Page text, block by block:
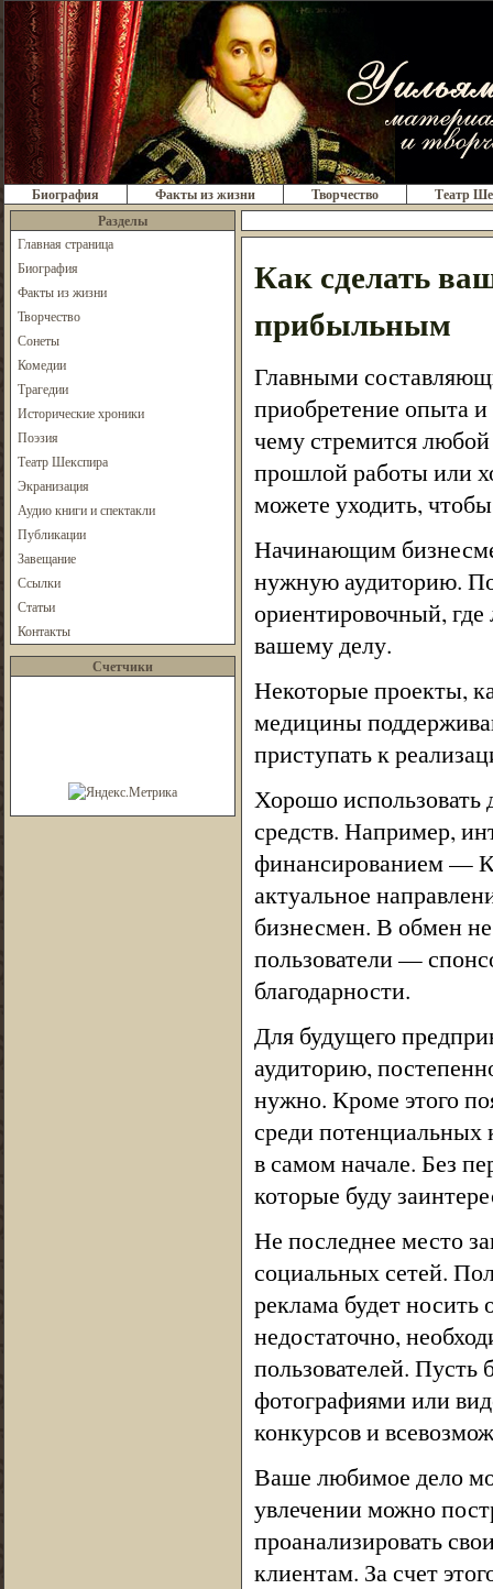
Биография Факты из жизни Творчество
Театр
Разделы
Главная страница
Биография
Факты из жизни
Творчество
Сонеты
Комедии
Трагедии
Исторические хроники
Поэзия
Театр Шекспира
Экранизация
Аудио книги и спектакли
Публикации
Завещание
Ссылки
Статьи
Контакты
Счетчики
Как сделать
прибыльным
Главными
приобретение опыта
чему стремится
прошлой работы или
можете уходить,
Начинающим
нужную аудиторию.
ориентировочный,
вашему делу.
Некоторые проекты,
медицины
приступать к
Хорошо использовать
средств. Например,
финансированием —
актуальное
бизнесмен. В обмен
пользователи —
благодарности.
Для будущего
аудиторию,
нужно. Кроме этого
среди потенциальных
в самом начале. Без
которые буду
Не последнее место
социальных сетей.
реклама будет
недостаточно,
пользователей. Пусть
фотографиями или
конкурсов и
Ваше любимое дело
увлечении можно
проанализировать
клиентам. За счет